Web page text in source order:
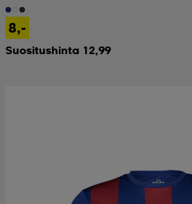
8,-
Suositushinta 12,99